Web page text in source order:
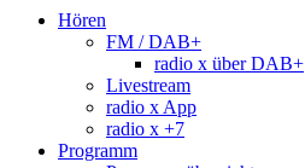
Hören
FM / DAB+
radio x über DAB+
Livestream
radio x App
radio x +7
Programm